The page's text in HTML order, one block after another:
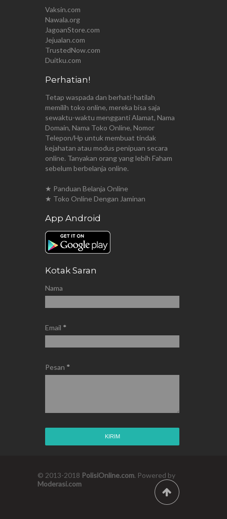
Vaksin.com
Nawala.org
JagoanStore.com
Jejualan.com
TrustedNow.com
Duitku.com
Perhatian!
Tetap waspada dan berhati-hatilah
memilih toko online, mereka bisa saja
sewaktu-waktu mengganti Alamat, Nama
Domain, Nama Toko Online, Nomor
Telepon/Hp untuk membuat tindak
kejahatan atau modus penipuan secara
online. Tanyakan orang yang lebih Faham
sebelum berbelanja online.
★ Panduan Belanja Online
★ Toko Online Dengan Jaminan
App Android
Kotak Saran
Nama
Email *
Pesan *
© 2013-2018 PolisiOnline.com. Powered by
Moderasi.com